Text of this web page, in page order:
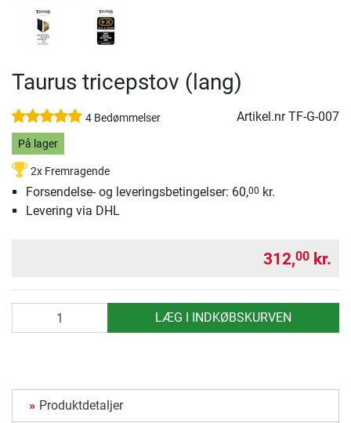
Taurus tricepstov (lang)
4 Bedømmelser Artikel.nrTF-G-007
På lager
2x Fremragende
Forsendelse- og leveringsbetingelser: 60,00 kr.
Levering via DHL
312,00 kr.
LÆG I INDKØBSKURVEN
Produktdetaljer